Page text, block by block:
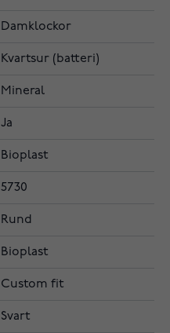
Damklockor
Kvartsur (batteri)
Mineral
Ja
Bioplast
5730
Rund
Bioplast
Custom fit
Svart